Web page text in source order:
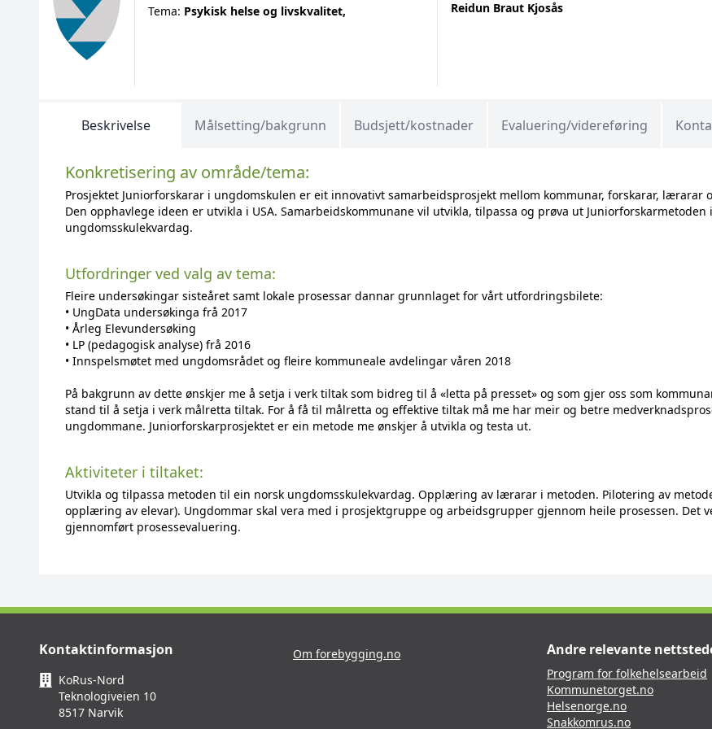
Tema: Psykisk helse og livskvalitet,
Reidun Braut Kjosås
Beskrivelse Målsetting/bakgrunn Budsjett/kostnader Evaluering/videreføring
Konkretisering av område/tema:
Prosjektet Juniorforskarar i ungdomskulen er eit innovativt samarbeidsprosjekt mellom kommunar, forskarar, lærarar
Den opphavlege ideen er utvikla i USA. Samarbeidskommunane vil utvikla, tilpassa og prøva ut Juniorforskarmetoden
ungdomsskulekvardag.
Utfordringer ved valg av tema:
Fleire undersøkingar sisteåret samt lokale prosessar dannar grunnlaget for vårt utfordringsbilete:
• UngData undersøkinga frå 2017
• Årleg Elevundersøking
• LP (pedagogisk analyse) frå 2016
• Innspelsmøtet med ungdomsrådet og fleire kommuneale avdelingar våren 2018
På bakgrunn av dette ønskjer me å setja i verk tiltak som bidreg til å «letta på presset» og som gjer oss som
stand til å setja i verk målretta tiltak. For å få til målretta og effektive tiltak må me har meir og betre
ungdommane. Juniorforskarprosjektet er ein metode me ønskjer å utvikla og testa ut.
Aktiviteter i tiltaket:
Utvikla og tilpassa metoden til ein norsk ungdomsskulekvardag. Opplæring av lærarar i metoden. Pilotering av
opplæring av elevar). Ungdommar skal vera med i prosjektgruppe og arbeidsgrupper gjennom heile prosessen. Det
gjennomført prosessevaluering.
Kontaktinformasjon
KoRus-Nord
Teknologiveien 10
8517 Narvik
Om forebygging.no Andre relevante
Program for folkehelsearbeid
Kommunetorget.no
Helsenorge.no
Snakkomrus.no